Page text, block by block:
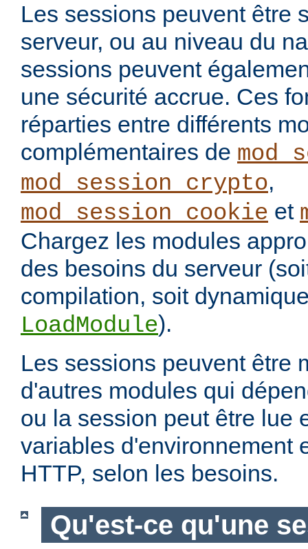
Les sessions peuvent être
serveur, ou au niveau du
sessions peuvent
une sécurité accrue. Ces
réparties entre différents
complémentaires de
mod_session_crypto,
mod_session_cookie et
Chargez les modules
des besoins du serveur
compilation, soit
LoadModule).
Les sessions peuvent être
d'autres modules qui
ou la session peut être lue
variables d'environnement
HTTP, selon les besoins.
Qu'est-ce qu'une